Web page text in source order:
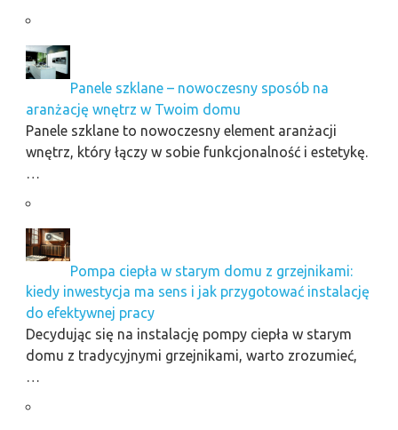
Panele szklane – nowoczesny sposób na
aranżację wnętrz w Twoim domu
Panele szklane to nowoczesny element aranżacji
wnętrz, który łączy w sobie funkcjonalność i estetykę.
…
Pompa ciepła w starym domu z grzejnikami:
kiedy inwestycja ma sens i jak przygotować instalację
do efektywnej pracy
Decydując się na instalację pompy ciepła w starym
domu z tradycyjnymi grzejnikami, warto zrozumieć,
…